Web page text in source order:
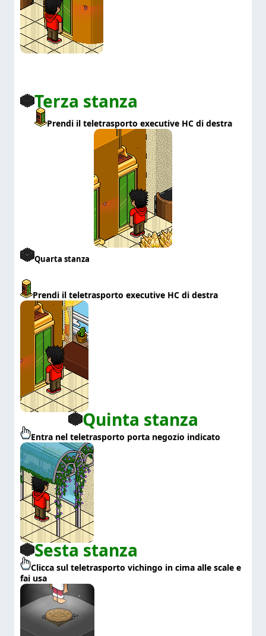
Terza stanza
Prendi il teletrasporto executive HC di destra
Quarta stanza
Prendi il teletrasporto executive HC di destra
Quinta stanza
Entra nel teletrasporto porta negozio indicato
Sesta stanza
Clicca sul teletrasporto vichingo in cima alle scale e
fai usa